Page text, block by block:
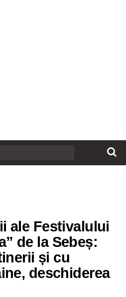
ale Festivalului
de la Sebeș:
și cu
deschiderea